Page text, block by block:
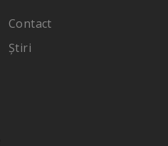
Contact
Știri